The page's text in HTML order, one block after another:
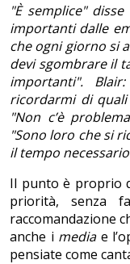
"È semplice"
importanti dalle
che ogni giorno si
devi sgombrare il
importanti".
ricordarmi di
"Non c’è
"Sono loro che si
il tempo
Il punto è proprio
priorità, senza
raccomandazione
anche i mediae
pensiate come